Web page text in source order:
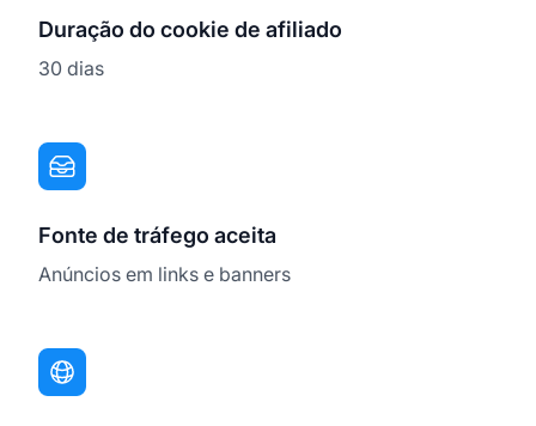
Duração do cookie de afiliado
30 dias
Fonte de tráfego aceita
Anúncios em links e banners